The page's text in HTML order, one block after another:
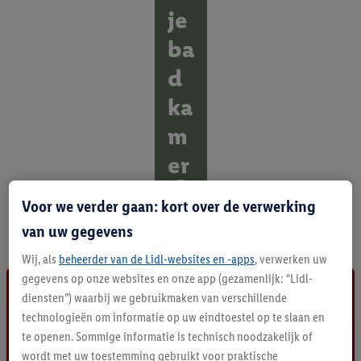
je
ba
d
ka
m
er
n
e
k
a
e
p
Voor we verder gaan: kort over de verwerking
van uw gegevens
Wij, als beheerder van de Lidl-websites en -apps, verwerken uw
gegevens op onze websites en onze app (gezamenlijk: “Lidl-
diensten”) waarbij we gebruikmaken van verschillende
technologieën om informatie op uw eindtoestel op te slaan en
te openen. Sommige informatie is technisch noodzakelijk of
wordt met uw toestemming gebruikt voor praktische